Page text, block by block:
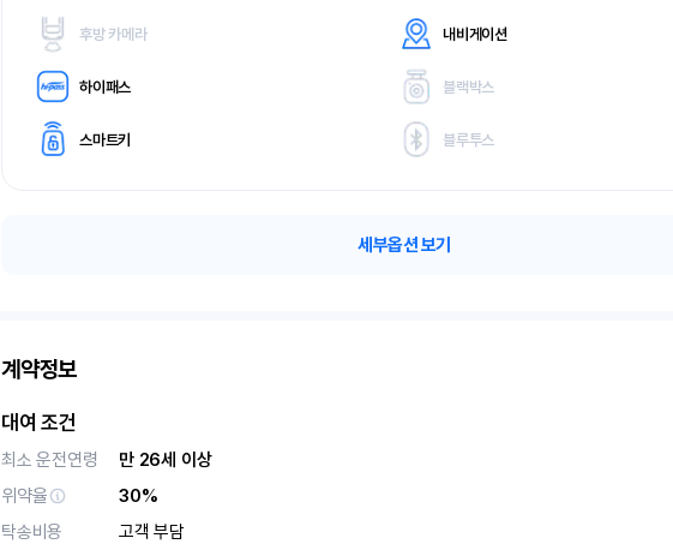
후방 카메라 내비게이션
하이패스 블랙박스
스마트키 블루투스
세부옵션 보기
계약정보
대여 조건
최소 운전연령
만 26세 이상
위약율
30%
탁송비용
고객 부담